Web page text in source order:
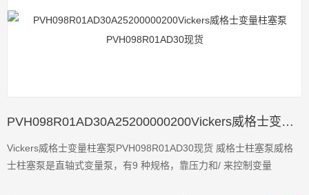
PVH098R01AD30A25200000200Vickers威格士变量柱塞泵PVH098R01AD30现货
Vickers威格士变量柱塞泵PVH098R01AD30现货 威格士柱塞泵威格
士柱塞泵是直轴式变量泵，有9 种规格，靠压力和/ 来控制变量